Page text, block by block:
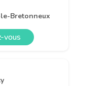
Bretonneux
vous